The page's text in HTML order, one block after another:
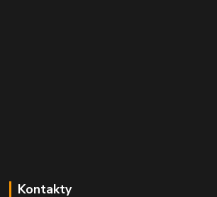
Kontakty